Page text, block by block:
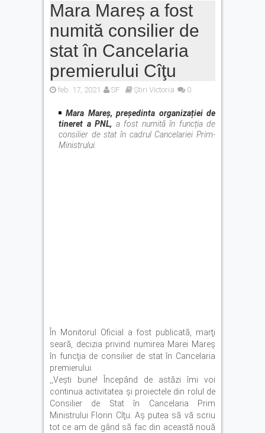
Mara Mareș a fost
numită consilier de
stat în Cancelaria
premierului Cîţu
feb. 17, 2021 SF Știri Victoria 0
Mara Mareș, președinta organizației de
tineret a PNL, a fost numită în funcția de
consilier de stat în cadrul Cancelariei Prim-
Ministrului.
În Monitorul Oficial a fost publicată, marţi
seară, decizia privind numirea Marei Mareş
în funcţia de consilier de stat în Cancelaria
premierului.
,,Vești bune! Începând de astăzi îmi voi
continua activitatea și proiectele din rolul de
Consilier de Stat în Cancelaria Prim
Ministrului Florin Cîţu. Aș putea să vă scriu
tot ce am de gând să fac din această nouă